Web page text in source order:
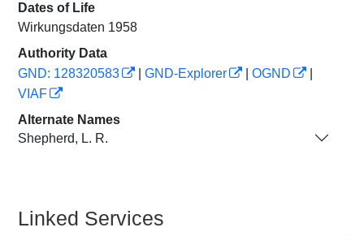
Dates of Life
Wirkungsdaten 1958
Authority Data
GND: 128320583
GND-Explorer OGND
VIAF
Alternate Names
Shepherd, L. R.
Linked Services